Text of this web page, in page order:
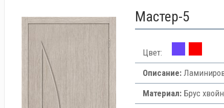
Мастер-5
Цвет:
Описание:
Материал:Брус